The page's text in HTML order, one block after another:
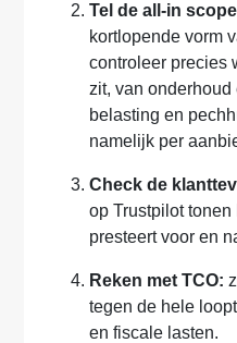
Tel de all-in
kortlopende vorm
controleer precies
zit, van
belasting en
namelijk per
Check de
op Trustpilot
presteert voor en
Reken met TCO:
tegen de hele
en fiscale lasten.